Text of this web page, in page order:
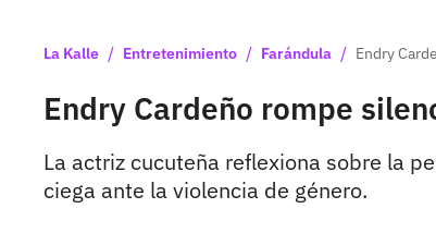
La Kalle / Entretenimiento / Farándula / Endry
Endry Cardeño rompe
La actriz cucuteña reflexiona sobre la
ciega ante la violencia de género.